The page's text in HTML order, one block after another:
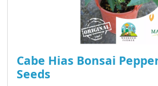
Cabe Hias Bonsai
Seeds